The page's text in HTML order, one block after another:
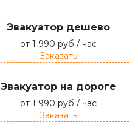
Эвакуатор дешево
от 1 990 руб / час
Заказать
Эвакуатор на дороге
от 1 990 руб / час
Заказать